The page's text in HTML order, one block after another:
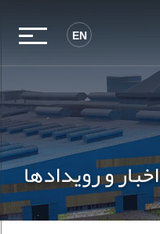
EN
اخبار و رویدادها